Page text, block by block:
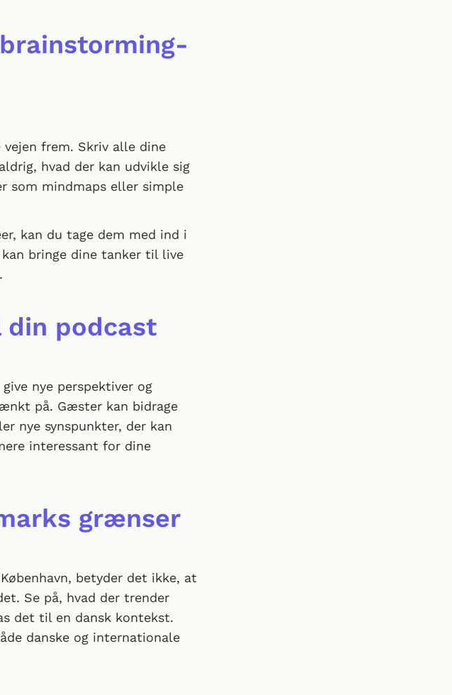
frem. Skriv alle dine
hvad der kan udvikle sig
som mindmaps eller simple
kan du tage dem med ind i
bringe dine tanker til live
podcast
nye perspektiver og
på. Gæster kan bidrage
nye synspunkter, der kan
interessant for dine
grænser
betyder det ikke, at
Se på, hvad der trender
det til en dansk kontekst.
danske og internationale